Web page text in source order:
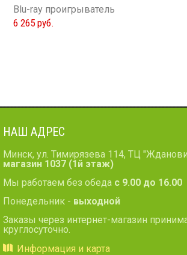
Blu-ray проигрыватель
6 265 руб.
НАШ АДРЕС
Минск, ул. Тимирязева 114, ТЦ
магазин 1037 (1й этаж)
Мы работаем без обеда с 9.00 до 16.00
Понедельник - выходной
Заказы через интернет-магазин
круглосуточно.
Информация и карта